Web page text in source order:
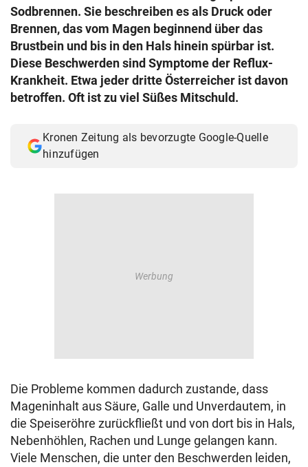
Sodbrennen. Sie beschreiben es als Druck oder
Brennen, das vom Magen beginnend über das
Brustbein und bis in den Hals hinein spürbar ist.
Diese Beschwerden sind Symptome der Reflux-
Krankheit. Etwa jeder dritte Österreicher ist davon
betroffen. Oft ist zu viel Süßes Mitschuld.
Kronen Zeitung als bevorzugte Google-Quelle
hinzufügen
Die Probleme kommen dadurch zustande, dass
Mageninhalt aus Säure, Galle und Unverdautem, in
die Speiseröhre zurückfließt und von dort bis in Hals,
Nebenhöhlen, Rachen und Lunge gelangen kann.
Viele Menschen, die unter den Beschwerden leiden,